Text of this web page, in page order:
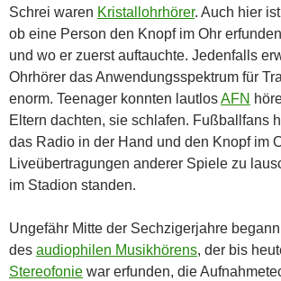
Schrei waren Kristallohrhörer. Auch hier
ob eine Person den Knopf im Ohr
und wo er zuerst auftauchte. Jedenfalls
Ohrhörer das Anwendungsspektrum für
enorm. Teenager konnten lautlosAFN
Eltern dachten, sie schlafen. Fußballfans
das Radio in der Hand und den Knopf im
Liveübertragungen anderer Spiele zu
im Stadion standen.
Ungefähr Mitte der Sechzigerjahre
des audiophilen Musikhörens, der bis
Stereofonie war erfunden, die